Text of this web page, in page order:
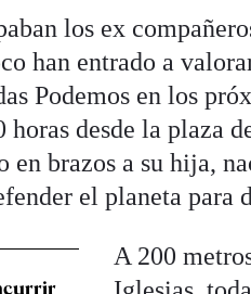
los ex
han entrado a
Podemos en los
horas desde la plaza
brazos a su hija,
el planeta para
A 200